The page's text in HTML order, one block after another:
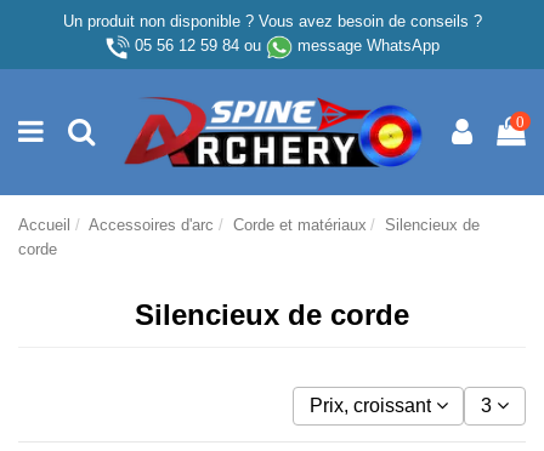
Un produit non disponible ? Vous avez besoin de conseils ?
05 56 12 59 84ou message WhatsApp
0
Accueil Accessoires d'arc Corde et matériaux
Silencieux de
corde
Silencieux de corde
Prix, croissant 3